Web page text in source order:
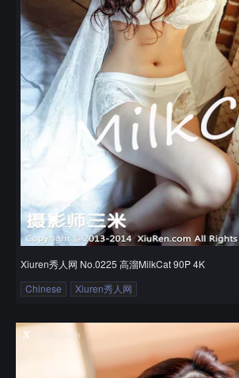
Xiuren秀人网 No.0225 高溜MilkCat 90P 4K
Chinese
Xiuren秀人网